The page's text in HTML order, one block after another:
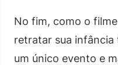
No fim, como o
retratar sua infância
um único evento e